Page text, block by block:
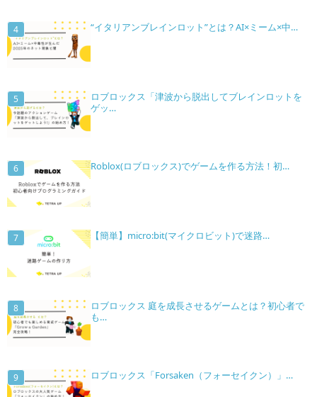
“イタリアンブレインロット”とは？AI×ミーム×中…
ロブロックス「津波から脱出してブレインロットを
ゲッ…
Roblox(ロブロックス)でゲームを作る方法！初…
【簡単】micro:bit(マイクロビット)で迷路…
ロブロックス 庭を成長させるゲームとは？初心者で
も…
ロブロックス「Forsaken（フォーセイクン）」…